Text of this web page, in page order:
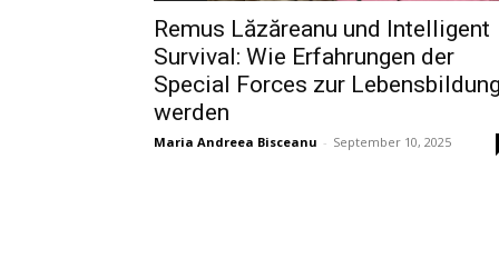
Remus Lăzăreanu und Intelligent
Survival: Wie Erfahrungen der
Special Forces zur
werden
Maria Andreea Bisceanu - September 10, 2025